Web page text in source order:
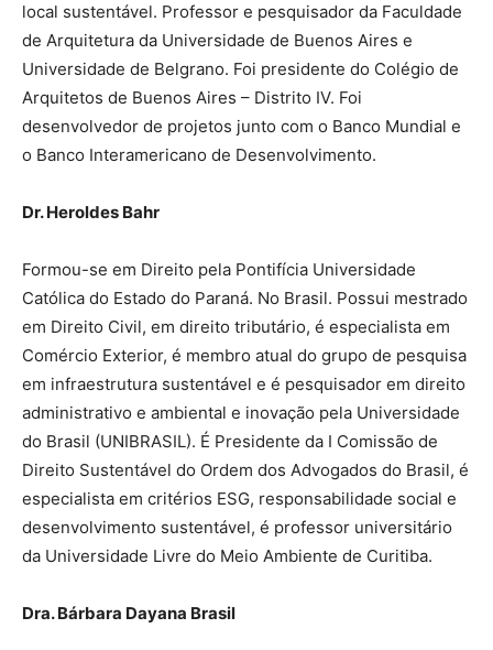
local sustentável. Professor e pesquisador da Faculdade
de Arquitetura da Universidade de Buenos Aires e
Universidade de Belgrano. Foi presidente do Colégio de
Arquitetos de Buenos Aires – Distrito IV. Foi
desenvolvedor de projetos junto com o Banco Mundial e
o Banco Interamericano de Desenvolvimento.
Dr. Heroldes Bahr
Formou-se em Direito pela Pontifícia Universidade
Católica do Estado do Paraná. No Brasil. Possui mestrado
em Direito Civil, em direito tributário, é especialista em
Comércio Exterior, é membro atual do grupo de pesquisa
em infraestrutura sustentável e é pesquisador em direito
administrativo e ambiental e inovação pela Universidade
do Brasil (UNIBRASIL). É Presidente da I Comissão de
Direito Sustentável do Ordem dos Advogados do Brasil, é
especialista em critérios ESG, responsabilidade social e
desenvolvimento sustentável, é professor universitário
da Universidade Livre do Meio Ambiente de Curitiba.
Dra. Bárbara Dayana Brasil